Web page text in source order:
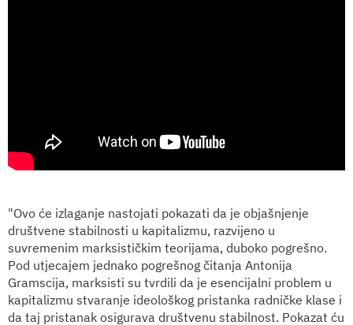
"Ovo će izlaganje nastojati pokazati da je objašnjenje
društvene stabilnosti u kapitalizmu, razvijeno u
suvremenim marksističkim teorijama, duboko pogrešno.
Pod utjecajem jednako pogrešnog čitanja Antonija
Gramscija, marksisti su tvrdili da je esencijalni problem u
kapitalizmu stvaranje ideološkog pristanka radničke klase i
da taj pristanak osigurava društvenu stabilnost. Pokazat ću